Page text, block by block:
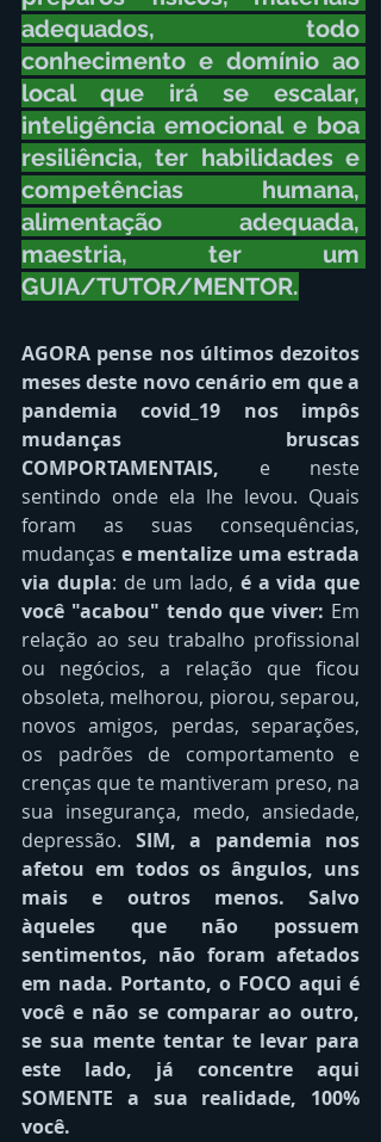
adequados, todo
conhecimento e domínio ao
local que irá se escalar,
inteligência emocional e boa
resiliência, ter habilidades e
competências humana,
alimentação adequada,
maestria, ter um
GUIA/TUTOR/MENTOR.
AGORA pense nos últimos dezoitos
meses deste novo cenário em que a
pandemia covid_19 nos impôs
mudanças bruscas
COMPORTAMENTAIS, e neste
sentindo onde ela lhe levou. Quais
foram as suas consequências,
mudanças e mentalize uma estrada
via dupla: de um lado, é a vida que
você "acabou" tendo que viver: Em
relação ao seu trabalho profissional
ou negócios, a relação que ficou
obsoleta, melhorou, piorou, separou,
novos amigos, perdas, separações,
os padrões de comportamento e
crenças que te mantiveram preso, na
sua insegurança, medo, ansiedade,
depressão. SIM, a pandemia nos
afetou em todos os ângulos, uns
mais e outros menos. Salvo
àqueles que não possuem
sentimentos, não foram afetados
em nada. Portanto, o FOCO aqui é
você e não se comparar ao outro,
se sua mente tentar te levar para
este lado, já concentre aqui
SOMENTE a sua realidade, 100%
você.